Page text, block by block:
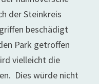
der Steinkreis
beschädigt
Park getroffen
vielleicht die
Dies würde nicht